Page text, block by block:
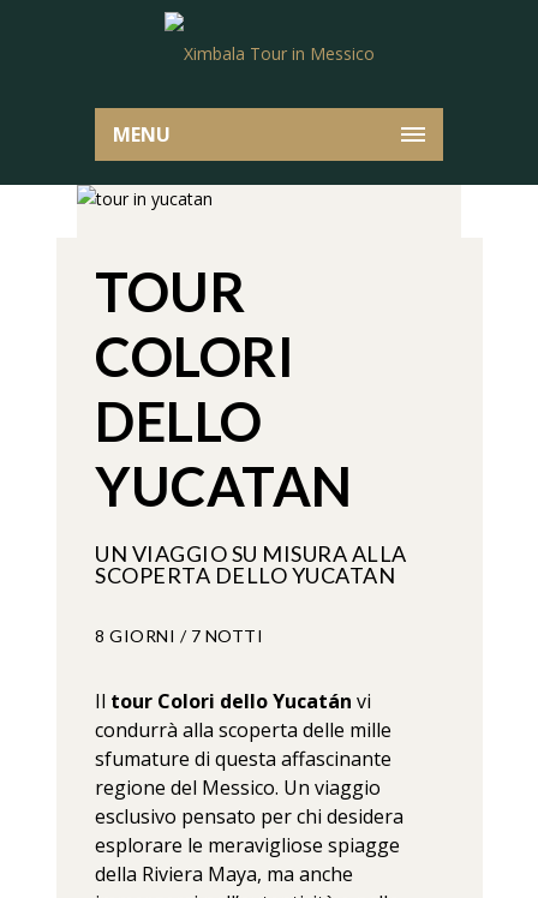
MENU
TOUR
COLORI
DELLO
YUCATAN
UN VIAGGIO SU MISURA ALLA
SCOPERTA DELLO YUCATAN
8 GIORNI / 7 NOTTI
Il tour Colori dello Yucatán vi
condurrà alla scoperta delle mille
sfumature di questa affascinante
regione del Messico. Un viaggio
esclusivo pensato per chi desidera
esplorare le meravigliose spiagge
della Riviera Maya, ma anche